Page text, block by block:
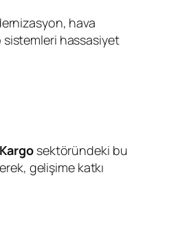
hava
sistemleri hassasiyet
sektöründeki bu
gelişime katkı